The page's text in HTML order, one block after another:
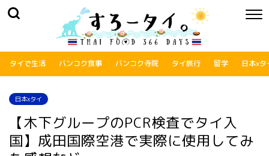
タイで生活 バンコク食事 バンコク寺院 タイ旅行 留学 日本xタ
日本xタイ
【木下グループのPCR検査でタイ入
国】成田国際空港で実際に使用してみ